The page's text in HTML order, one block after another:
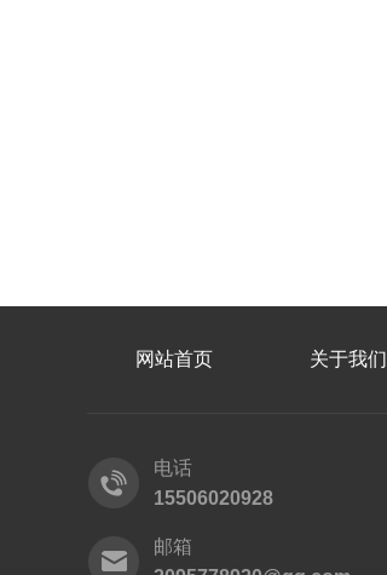
网站首页 关于我们
电话
15506020928
邮箱